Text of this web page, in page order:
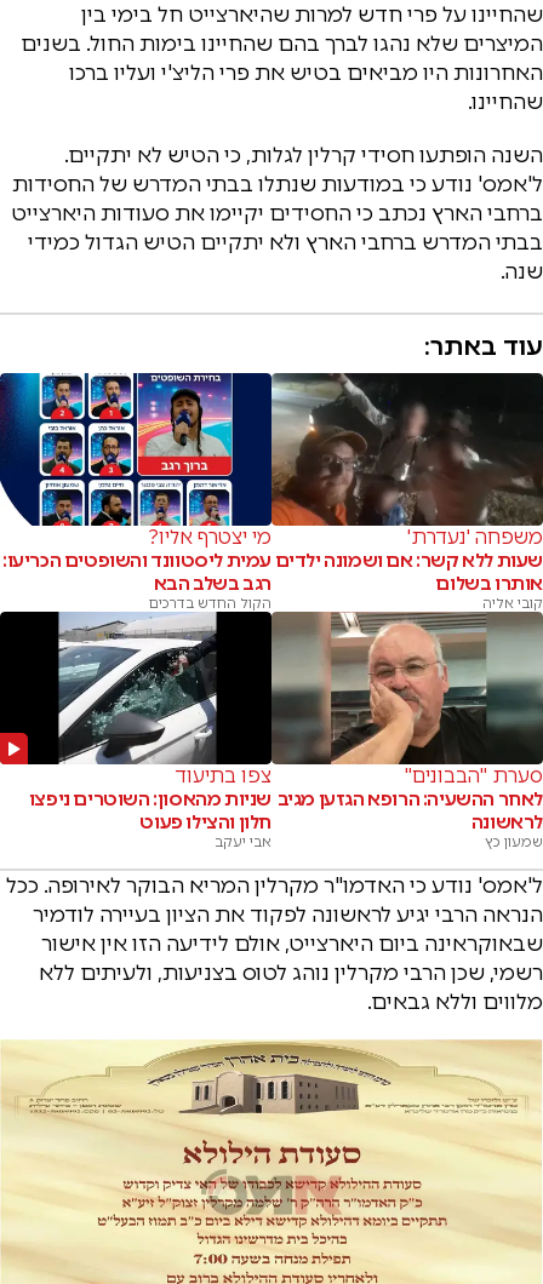
שהחיינו על פרי חדש למרות שהיארצייט חל בימי בין
המיצרים שלא נהגו לברך בהם שהחיינו בימות החול. בשנים
האחרונות היו מביאים בטיש את פרי הליצ'י ועליו ברכו
שהחיינו.
השנה הופתעו חסידי קרלין לגלות, כי הטיש לא יתקיים.
ל'אמס' נודע כי במודעות שנתלו בבתי המדרש של החסידות
ברחבי הארץ נכתב כי החסידים יקיימו את סעודות היארצייט
בבתי המדרש ברחבי הארץ ולא יתקיים הטיש הגדול כמידי
שנה.
עוד באתר:
משפחה 'נעדרת'
שעות ללא קשר: אם ושמונה ילדים
אותרו בשלום
קובי אליה
מי יצטרף אליו?
עמית ליסטוונד והשופטים הכריעו:
רגב בשלב הבא
הקול החדש בדרכים
סערת "הבבונים"
לאחר ההשעיה: הרופא הגזען מגיב
לראשונה
שמעון כץ
צפו בתיעוד
שניות מהאסון: השוטרים ניפצו
חלון והצילו פעוט
אבי יעקב
ל'אמס' נודע כי האדמו"ר מקרלין המריא הבוקר לאירופה. ככל
הנראה הרבי יגיע לראשונה לפקוד את הציון בעיירה לודמיר
שבאוקראינה ביום היארצייט, אולם לידיעה הזו אין אישור
רשמי, שכן הרבי מקרלין נוהג לטוס בצניעות, ולעיתים ללא
מלווים וללא גבאים.